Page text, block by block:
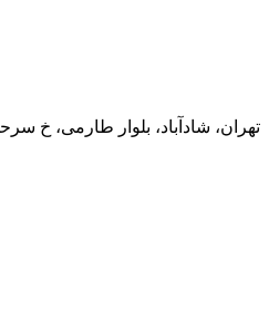
تهران، شادآباد، بلوار طارمی، خ